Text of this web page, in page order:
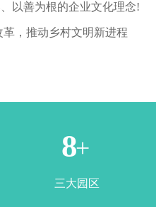
以善为根的企业文化理念!
革，推动乡村文明新进程
3+
三大园区